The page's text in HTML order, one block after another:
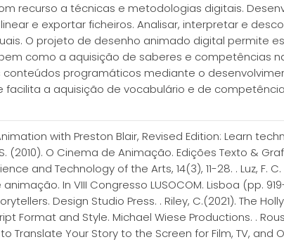
recurso a técnicas e metodologias digitais.
e exportar ficheiros. Analisar, interpretar e
O projeto de desenho animado digital permite
como a aquisição de saberes e competências
conteúdos programáticos mediante o
a aquisição de vocabulário e de
with Preston Blair, Revised Edition: Learn
(2010). O Cinema de Animação. Edições Texto &
and Technology of the Arts, 14(3), 11-28. . Luz,
In VIII Congresso LUSOCOM. Lisboa (pp.
Design Studio Press. . Riley, C.(2021). The
Format and Style. Michael Wiese Productions. .
Translate Your Story to the Screen for Film, TV, and